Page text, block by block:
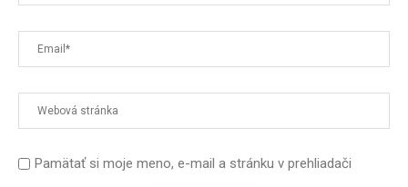
Pamätať si moje meno, e-mail a stránku v prehliadači